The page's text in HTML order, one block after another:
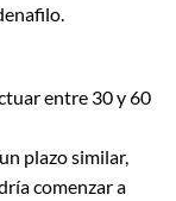
entre 30 y 60
plazo similar,
comenzar a